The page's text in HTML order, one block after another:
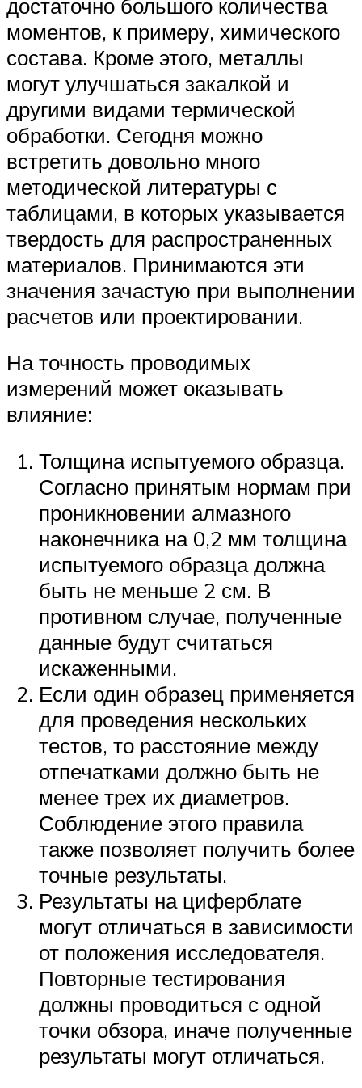
достаточно большого количества
моментов, к примеру, химического
состава. Кроме этого, металлы
могут улучшаться закалкой и
другими видами термической
обработки. Сегодня можно
встретить довольно много
методической литературы с
таблицами, в которых указывается
твердость для распространенных
материалов. Принимаются эти
значения зачастую при выполнении
расчетов или проектировании.
На точность проводимых
измерений может оказывать
влияние:
Толщина испытуемого образца.
Согласно принятым нормам при
проникновении алмазного
наконечника на 0,2 мм толщина
испытуемого образца должна
быть не меньше 2 см. В
противном случае, полученные
данные будут считаться
искаженными.
Если один образец применяется
для проведения нескольких
тестов, то расстояние между
отпечатками должно быть не
менее трех их диаметров.
Соблюдение этого правила
также позволяет получить более
точные результаты.
Результаты на циферблате
могут отличаться в зависимости
от положения исследователя.
Повторные тестирования
должны проводиться с одной
точки обзора, иначе полученные
результаты могут отличаться.